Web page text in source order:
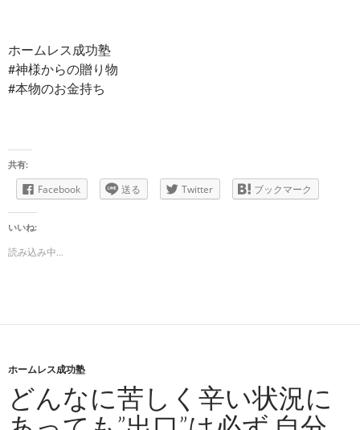
ホームレス成功塾
#神様からの贈り物
#本物のお金持ち
共有:
Facebook 送る Twitter ブックマーク
いいね:
読み込み中...
ホームレス成功塾
どんなに苦しく辛い状況に